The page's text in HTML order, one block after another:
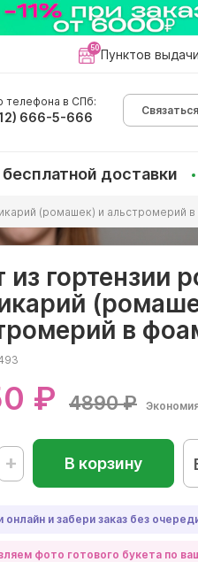
Пунктов выдачи
телефона в СПб:
666-5-666
Связаться
доставки
(ромашек) и альстромерий
из гортензии
в
₽ 4890 ₽
+ В корзину
онлайн и забери заказ без
фото готового букета по